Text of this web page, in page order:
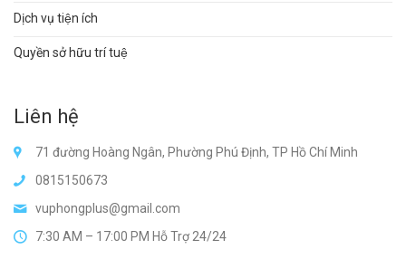
Dịch vụ tiện ích
Quyền sở hữu trí tuệ
Liên hệ
71 đường Hoàng Ngân, Phường Phú Định, TP Hồ Chí Minh
0815150673
vuphongplus@gmail.com
7:30 AM – 17:00 PM Hỗ Trợ 24/24